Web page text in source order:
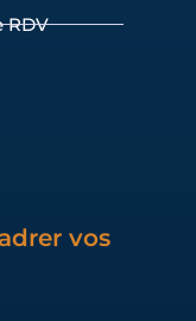
RDV
vos